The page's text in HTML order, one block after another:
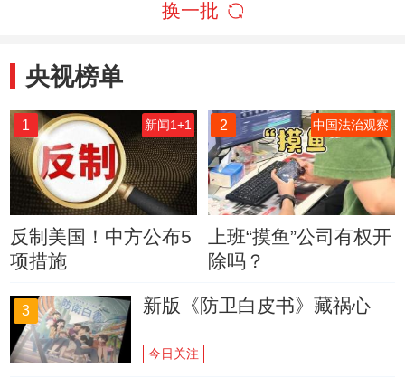
第三集
换一批
央视榜单
1 新闻1+1
反制美国！中方公布5
项措施
2 中国法治观察
上班“摸鱼”公司有权开
除吗？
3 新版《防卫白皮书》藏祸心
今日关注